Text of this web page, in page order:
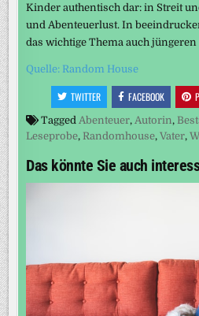
Kinder authentisch dar: in Streit
und Abenteuerlust. In
das wichtige Thema auch
Quelle: Random House
TWITTER FACEBOOK
Tagged Abenteuer, Autorin,
Leseprobe, Randomhouse,Vater,
Das könnte Sie auch